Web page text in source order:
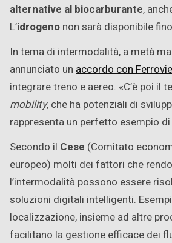
alternative al biocarburante,
L’idrogeno non sarà disponibile
In tema di intermodalità, a metà
annunciato un accordo con
integrare treno e aereo. «C’è poi il
mobility, che ha potenziali di
rappresenta un perfetto esempio
Secondo il Cese (Comitato
europeo) molti dei fattori che
l’intermodalità possono essere
soluzioni digitali intelligenti.
localizzazione, insieme ad altre
facilitano la gestione efficace dei